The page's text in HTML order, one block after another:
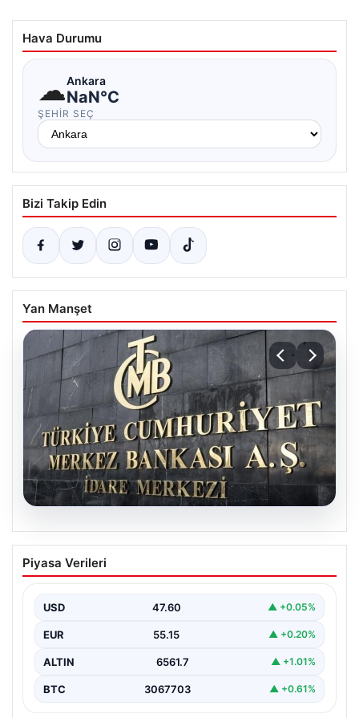
Hava Durumu
☁Ankara
NaN°C
ŞEHIR SEÇ
Bizi Takip Edin
Yan Manşet
Merkez Bankası faiz kararı ne zaman?
Ekonomistlerin nisan ayı faiz beklentisi
Piyasa Verileri
USD 47.60 ▲ +0.05%
EUR 55.15 ▲ +0.20%
ALTIN 6561.7 ▲ +1.01%
BTC 3067703 ▲ +0.61%